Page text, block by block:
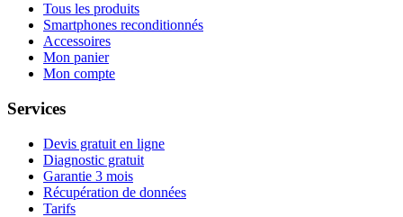
Tous les produits
Smartphones reconditionnés
Accessoires
Mon panier
Mon compte
Services
Devis gratuit en ligne
Diagnostic gratuit
Garantie 3 mois
Récupération de données
Tarifs